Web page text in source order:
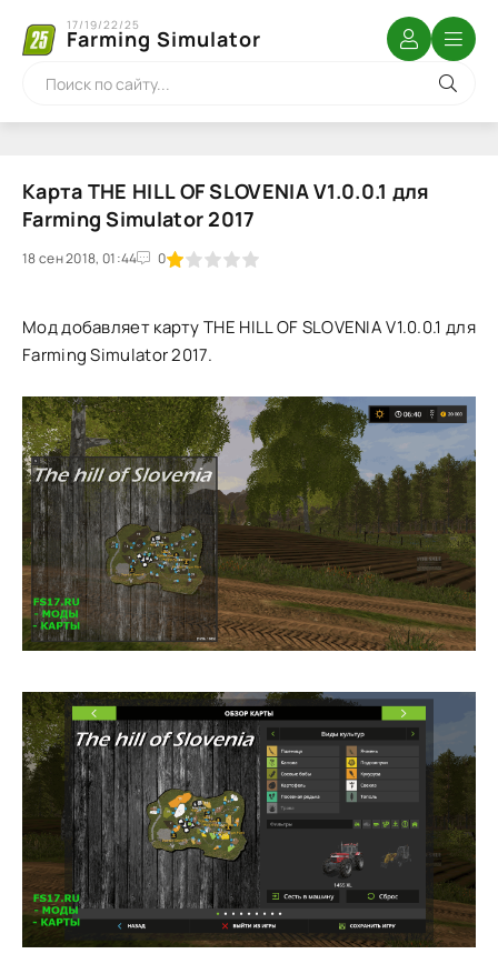
Farming Simulator
17/19/22/25
Карта THE HILL OF SLOVENIA V1.0.0.1 для
Farming Simulator 2017
18 сен 2018, 01:44 0
1 2 3 4 5
Мод добавляет карту THE HILL OF SLOVENIA V1.0.0.1 для
Farming Simulator 2017.